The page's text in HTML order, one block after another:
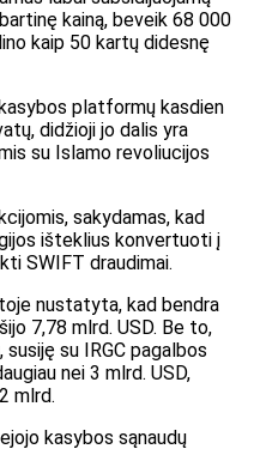
kainą, beveik 68 000
kaip 50 kartų didesnę
platformų kasdien
didžioji jo dalis yra
su Islamo revoliucijos
sakydamas, kad
išteklius konvertuoti į
SWIFT draudimai.
nustatyta, kad bendra
7,78 mlrd. USD. Be to,
su IRGC pagalbos
nei 3 mlrd. USD,
mlrd.
​​kasybos sąnaudų